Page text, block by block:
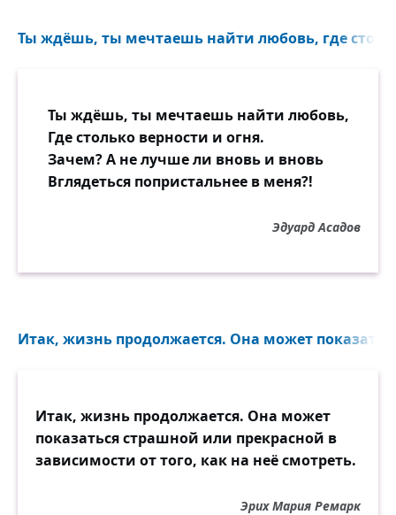
Ты ждёшь, ты мечтаешь найти любовь, где
Ты ждёшь, ты мечтаешь найти любовь,
Где столько верности и огня.
Зачем? А не лучше ли вновь и вновь
Вглядеться попристальнее в меня?!
Эдуард Асадов
Итак, жизнь продолжается. Она может
Итак, жизнь продолжается. Она может
показаться страшной или прекрасной в
зависимости от того, как на неё смотреть.
Эрих Мария Ремарк